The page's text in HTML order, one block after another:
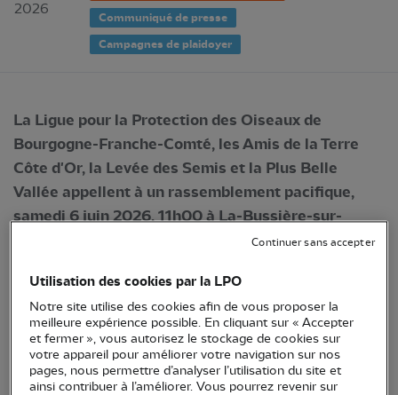
2026
Communiqué de presse
Campagnes de plaidoyer
La Ligue pour la Protection des Oiseaux de
Bourgogne-Franche-Comté, les Amis de la Terre
Côte d'Or, la Levée des Semis et la Plus Belle
Vallée appellent à un rassemblement pacifique,
samedi 6 juin 2026, 11h00 à La-Bussière-sur-
Ouche, près du canal, pour protester contre le
Utilisation des cookies par la LPO
Notre site utilise des cookies afin de vous proposer la
meilleure expérience possible. En cliquant sur « Accepter
et fermer », vous autorisez le stockage de cookies sur
votre appareil pour améliorer votre navigation sur nos
pages, nous permettre d’analyser l’utilisation du site et
ainsi contribuer à l’améliorer. Vous pourrez revenir sur
Continuer sans accepter